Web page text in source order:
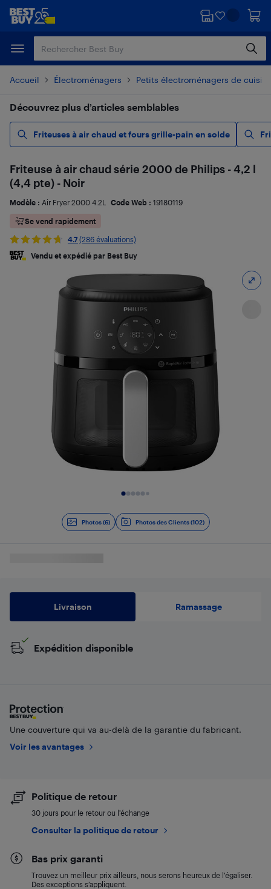
Passer
principal
Passer
Accueil Électroménagers Petits électroménagers de
Découvrez plus d’articles semblables
Friteuses à air chaud et fours grille-pain en solde
Photos (6) Photos des Clients (102)
Friteuse à air chaud série 2000 de Philips - 4,2 l
(4,4 pte) - Noir
Modèle : Air Fryer 2000 4.2L Code Web : 19180119
Se vend rapidement
4.7 (286 évaluations)
Vendu et expédié par Best Buy
Livraison Ramassage
Expédition disponible
Une couverture qui va au-delà de la garantie du fabricant.
Voir les avantages
Politique de retour
30 jours pour le retour ou l’échange
Consulter la politique de retour
Bas prix garanti
Trouvez un meilleur prix ailleurs, nous serons heureux de l’égaliser.
Des exceptions s’appliquent.